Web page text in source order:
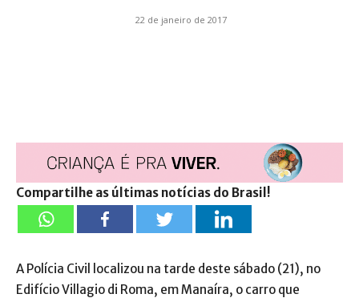
22 de janeiro de 2017
Compartilhe as últimas notícias do Brasil!
A Polícia Civil localizou na tarde deste sábado (21), no
Edifício Villagio di Roma, em Manaíra, o carro que